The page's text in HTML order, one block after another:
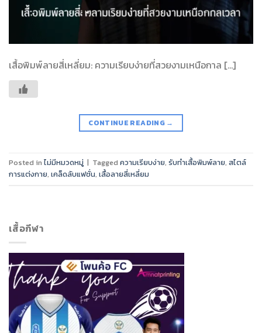
เสื้อพิมพ์ลายสี่เหลี่ยม: ความเรียบง่ายที่สวยงามเหนือกาล […]
CONTINUE READING →
Posted in ไม่มีหมวดหมู่ | Tagged ความเรียบง่าย, รับทำเสื้อพิมพ์ลาย, สไตล์
การแต่งกาย, เคล็ดลับแฟชั่น, เสื้อลายสี่เหลี่ยม
เสื้อกีฬา